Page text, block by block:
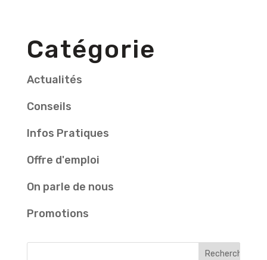
Catégorie
Actualités
Conseils
Infos Pratiques
Offre d'emploi
On parle de nous
Promotions